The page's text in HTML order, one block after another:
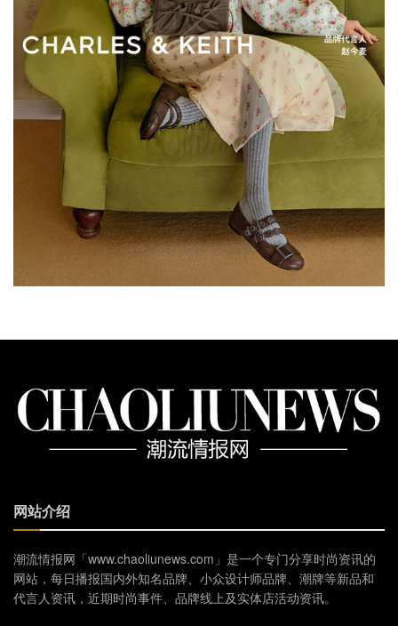
网站介绍
潮流情报网「www.chaoliunews.com」是一个专门分享时尚资讯的
网站，每日播报国内外知名品牌、小众设计师品牌、潮牌等新品和
代言人资讯，近期时尚事件、品牌线上及实体店活动资讯。